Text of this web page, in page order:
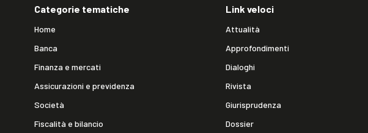
Categorie tematiche
Home
Banca
Finanza e mercati
Assicurazioni e previdenza
Società
Fiscalità e bilancio
Link veloci
Attualità
Approfondimenti
Dialoghi
Rivista
Giurisprudenza
Dossier